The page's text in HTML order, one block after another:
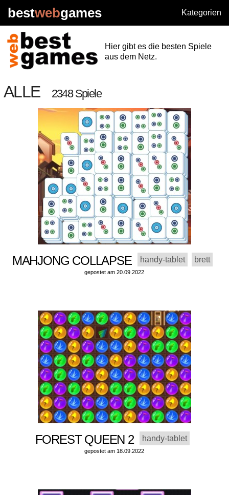
bestwebgames Kategorien
Hier gibt es die besten Spiele
aus dem Netz.
ALLE 2348 Spiele
MAHJONG COLLAPSE handy-tablet brett
gepostet am 20.09.2022
FOREST QUEEN 2 handy-tablet
gepostet am 18.09.2022